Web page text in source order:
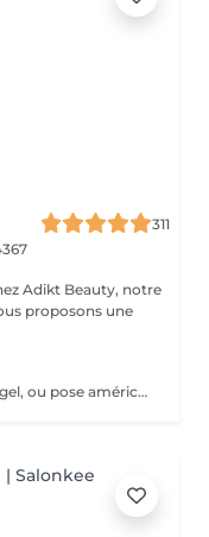
311
Adikt Beauty, notre
Réparation ongles en semi-permanent, gel, ou pose américaine. Les réparations ne sont pas facturées si la pose a été réalisée dans notre institut ET si la pose date de moins d'une semaine et demi.